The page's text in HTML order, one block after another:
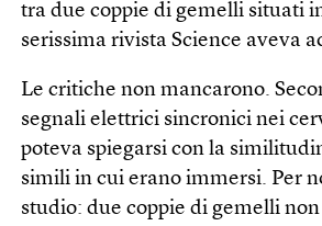
tra due coppie di gemelli situati
serissima rivista Science aveva
Le critiche non mancarono.
segnali elettrici sincronici nei
poteva spiegarsi con la
simili in cui erano immersi. Per
studio: due coppie di gemelli